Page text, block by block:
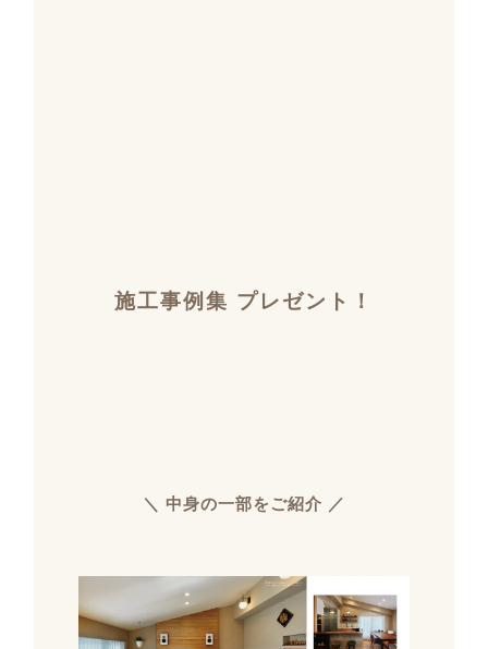
施工事例集 プレゼント！
＼ 中身の一部をご紹介 ／